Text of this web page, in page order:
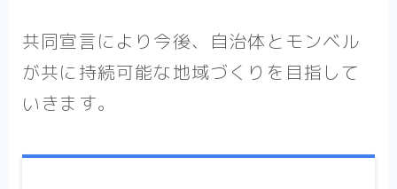
共同宣言により今後、自治体とモンベル
が共に持続可能な地域づくりを目指して
いきます。